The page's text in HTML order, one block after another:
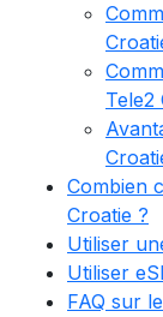
Tele2
Combien
Croatie ?
Utiliser
Utiliser
FAQ sur